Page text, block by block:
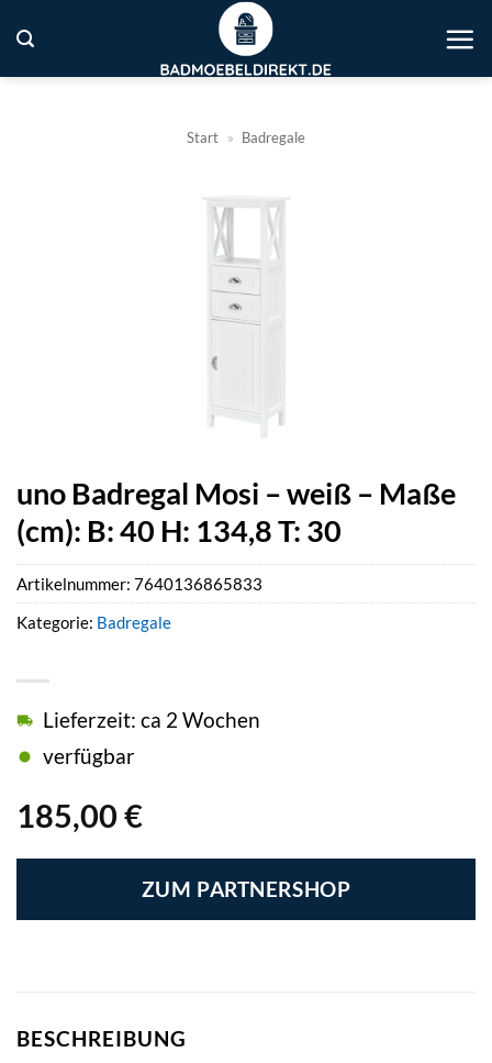
Inhalt
springen
Start » Badregale
uno Badregal Mosi – weiß – Maße
(cm): B: 40 H: 134,8 T: 30
185,00 €
Lieferzeit: ca 2 Wochen
verfügbar
ZUM PARTNERSHOP
Artikelnummer: 7640136865833
Kategorie: Badregale
BESCHREIBUNG